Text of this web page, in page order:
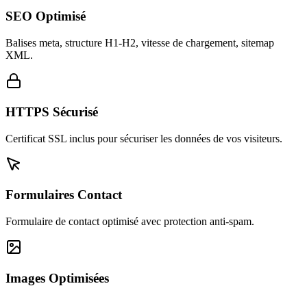
SEO Optimisé
Balises meta, structure H1-H2, vitesse de chargement, sitemap
XML.
HTTPS Sécurisé
Certificat SSL inclus pour sécuriser les données de vos visiteurs.
Formulaires Contact
Formulaire de contact optimisé avec protection anti-spam.
Images Optimisées